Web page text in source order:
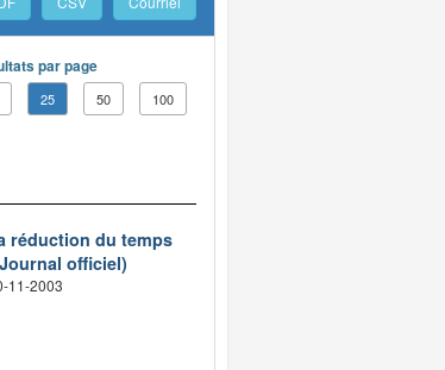
par page
25 50 100
réduction du temps
officiel)
11-2003